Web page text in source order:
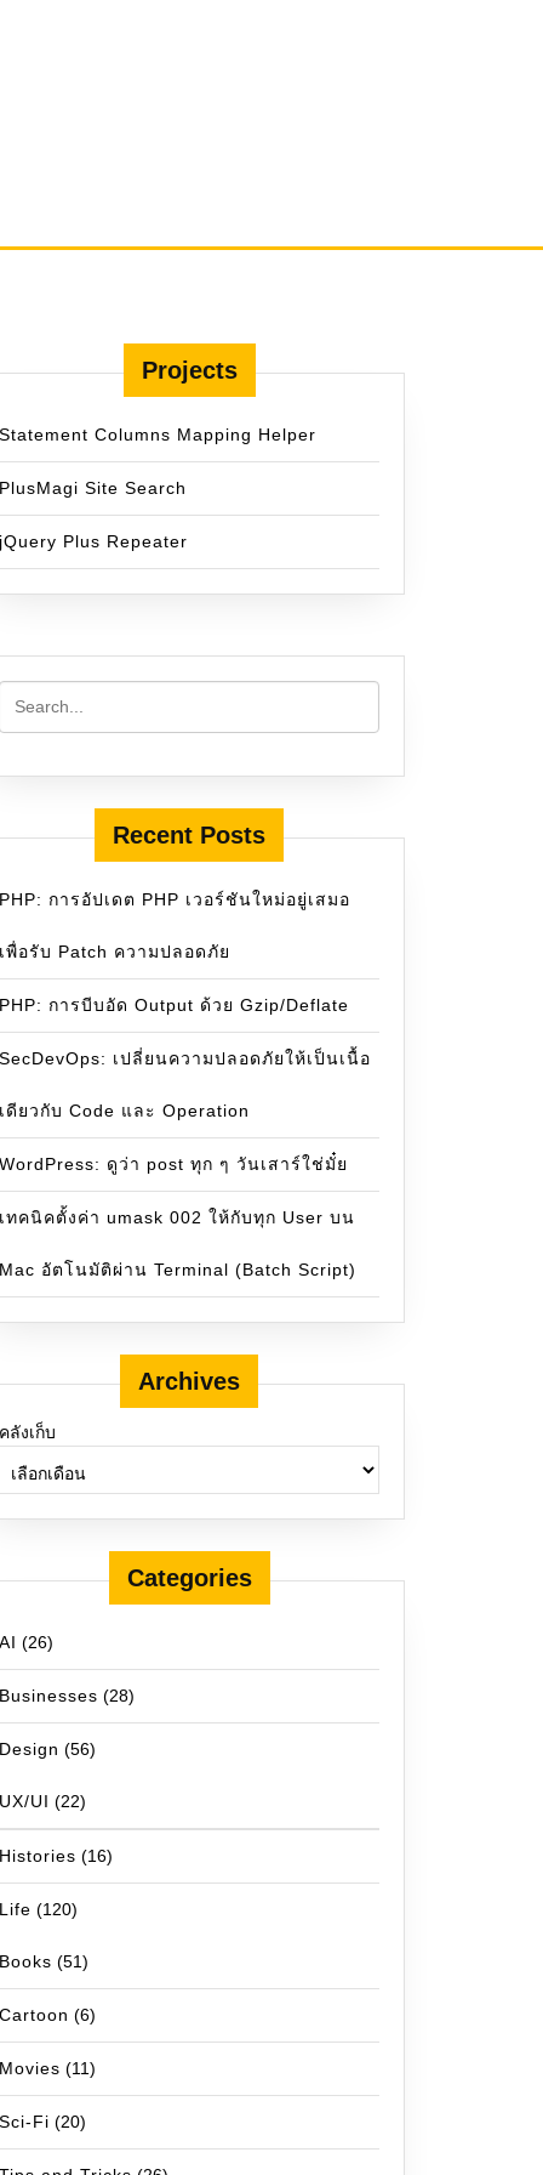
Projects
Statement Columns Mapping Helper
PlusMagi Site Search
jQuery Plus Repeater
Recent Posts
PHP: การอัปเดต PHP เวอร์ชันใหม่อยู่เสมอ
เพื่อรับ Patch ความปลอดภัย
PHP: การบีบอัด Output ด้วย Gzip/Deflate
SecDevOps: เปลี่ยนความปลอดภัยให้เป็นเนื้อ
เดียวกับ Code และ Operation
WordPress: ดูว่า post ทุก ๆ วันเสาร์ใช่มั๋ย
เทคนิคตั้งค่า umask 002 ให้กับทุก User บน
Mac อัตโนมัติผ่าน Terminal (Batch Script)
Archives
คลังเก็บ
Categories
AI (26)
Businesses (28)
Design (56)
UX/UI (22)
Histories (16)
Life (120)
Books (51)
Cartoon (6)
Movies (11)
Sci-Fi (20)